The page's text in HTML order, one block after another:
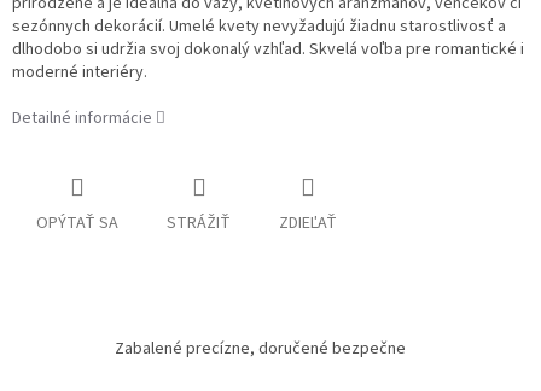
sezónnych dekorácií. Umelé kvety nevyžadujú žiadnu starostlivosť a
dlhodobo si udržia svoj dokonalý vzhľad. Skvelá voľba pre romantické i
moderné interiéry.
Detailné informácie
OPÝTAŤ SA STRÁŽIŤ ZDIEĽAŤ
Zabalené precízne, doručené bezpečne